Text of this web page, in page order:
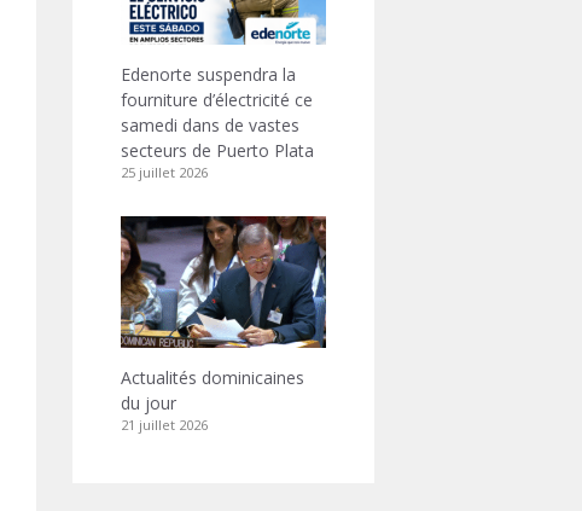
Edenorte suspendra la
fourniture d’électricité ce
samedi dans de vastes
secteurs de Puerto Plata
25 juillet 2026
Actualités dominicaines
du jour
21 juillet 2026